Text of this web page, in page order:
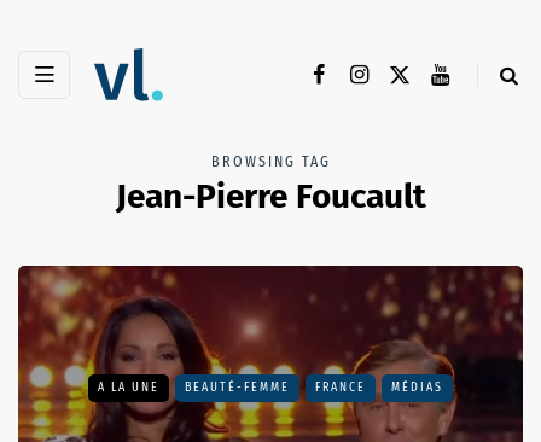
BROWSING TAG
Jean-Pierre Foucault
A LA UNE BEAUTÉ-FEMME FRANCE MÉDIAS